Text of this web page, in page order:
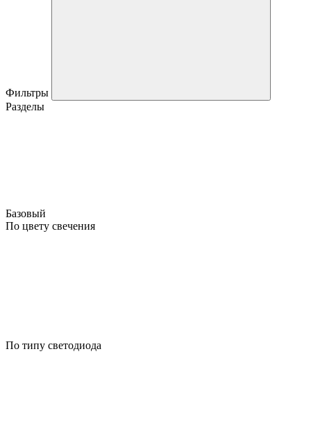
Фильтры
Разделы
Базовый
По цвету свечения
По типу светодиода